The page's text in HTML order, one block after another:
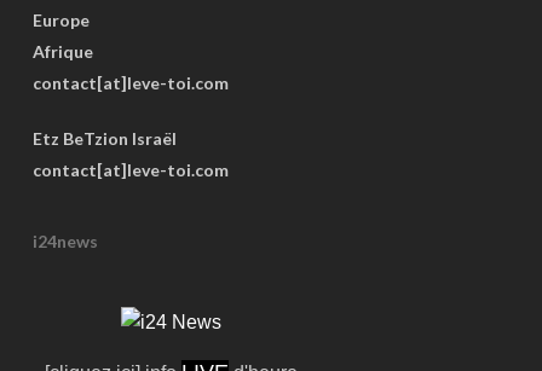
Europe
Afrique
contact[at]leve-toi.com
Etz BeTzion Israël
contact[at]leve-toi.com
i24news